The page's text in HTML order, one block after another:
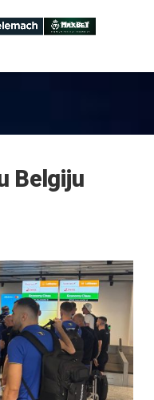
Belgiju